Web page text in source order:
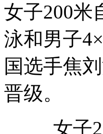
女子200米
泳和男子
国选手焦
晋级。
女子200